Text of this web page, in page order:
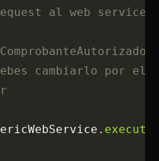
al web service
cambiarlo por el